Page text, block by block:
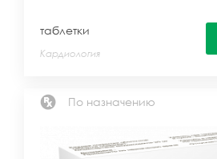
таблетки
Кардиология
По назначению